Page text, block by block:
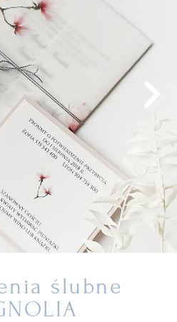
ślubne